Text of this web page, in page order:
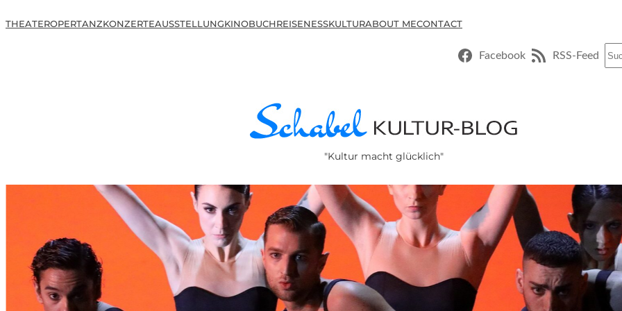
THEATEROPERTANZKONZERTEAUSSTELLUNGKINOBUCHREISENESSKULTURABOUT MECONTACT
Facebook RSS-Feed
"Kultur macht glücklich"